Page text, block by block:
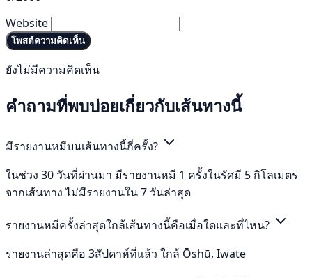
Website
โพสต์ความคิดเห็น
ยังไม่มีความคิดเห็น
คำถามที่พบบ่อยเกี่ยวกับเส้นทางนี้
มีรายงานหมีบนเส้นทางนี้กี่ครั้ง?
ในช่วง 30 วันที่ผ่านมา มีรายงานหมี 1 ครั้งในรัศมี 5 กิโลเมตร
จากเส้นทาง ไม่มีรายงานใน 7 วันล่าสุด
รายงานหมีครั้งล่าสุดใกล้เส้นทางนี้คือเมื่อใดและที่ไหน?
รายงานล่าสุดคือ 3สัปดาห์ที่แล้ว ใกล้ Ōshū, Iwate